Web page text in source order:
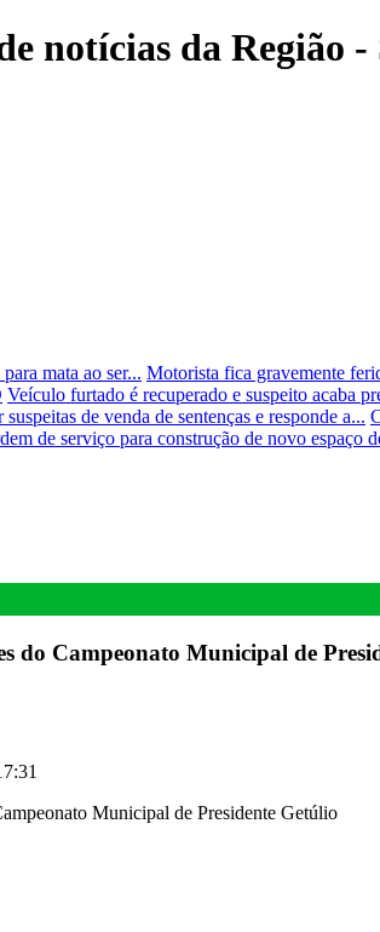
notícias da Região -
mata ao ser... Motorista fica gravemente
Veículo furtado é recuperado e suspeito acaba
de venda de sentenças e responde a...
de serviço para construção de novo espaço
do Campeonato Municipal de